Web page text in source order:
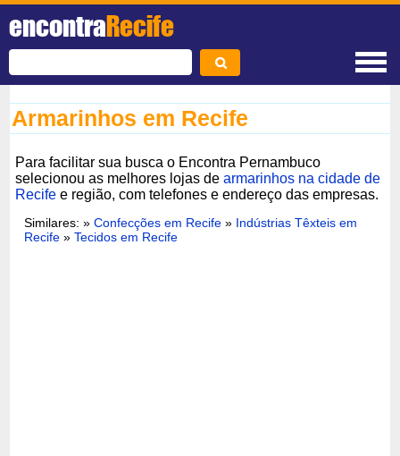
encontraRecife
Armarinhos em Recife
Para facilitar sua busca o Encontra Pernambuco
selecionou as melhores lojas dearmarinhos na cidade de
Recife e região, com telefones e endereço das empresas.
Similares: »Confecções em Recife » Indústrias Têxteis em
Recife »Tecidos em Recife